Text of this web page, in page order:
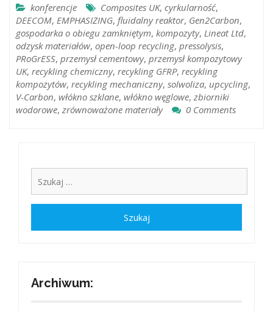
konferencje Composites UK, cyrkularność,
DEECOM, EMPHASIZING, fluidalny reaktor, Gen2Carbon,
gospodarka o obiegu zamkniętym, kompozyty, Lineat Ltd,
odzysk materiałów, open-loop recycling, pressolysis,
PRoGrESS, przemysł cementowy, przemysł kompozytowy
UK, recykling chemiczny, recykling GFRP, recykling
kompozytów, recykling mechaniczny, solwoliza, upcycling,
V-Carbon, włókno szklane, włókno węglowe, zbiorniki
wodorowe, zrównoważone materiały 0 Comments
Archiwum: